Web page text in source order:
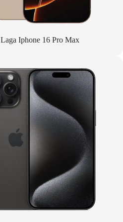
Laga Iphone 16 Pro Max